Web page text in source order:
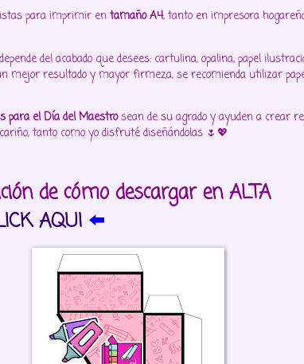
para imprimir entamaño A4, tanto en impresora
del acabado que desees: cartulina, opalina, papel
mejor resultado y mayor firmeza, se recomienda utilizar
para el Día del Maestrosean de su agrado y ayuden a crear
tanto como yo disfruté diseñándolas 🌷💖
de cómo descargar en ALTA
AQUI ⬅️